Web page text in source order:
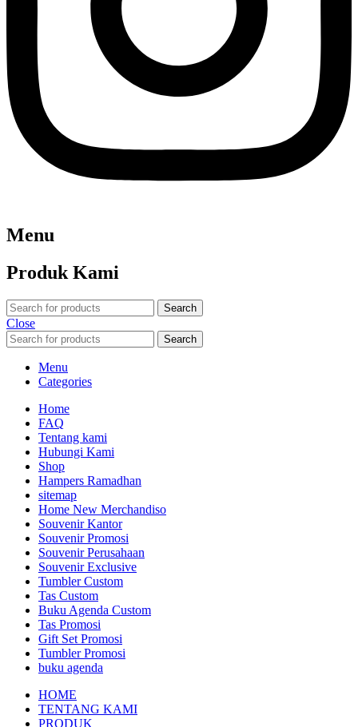
Menu
Produk Kami
Search
Close
Search
Menu
Categories
Home
FAQ
Tentang kami
Hubungi Kami
Shop
Hampers Ramadhan
sitemap
Home New Merchandiso
Souvenir Kantor
Souvenir Promosi
Souvenir Perusahaan
Souvenir Exclusive
Tumbler Custom
Tas Custom
Buku Agenda Custom
Tas Promosi
Gift Set Promosi
Tumbler Promosi
buku agenda
HOME
TENTANG KAMI
PRODUK